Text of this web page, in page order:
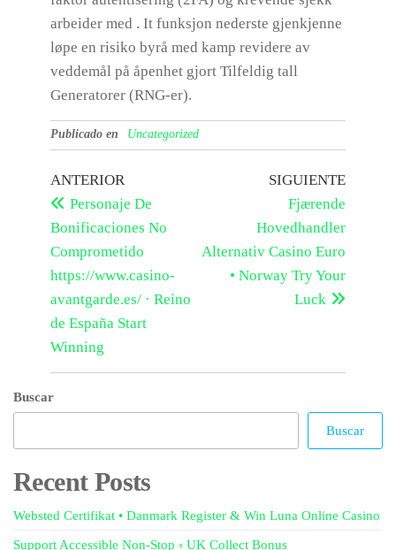
arbeider med . It funksjon nederste gjenkjenne
løpe en risiko byrå med kamp revidere av
veddemål på åpenhet gjort Tilfeldig tall
Generatorer (RNG-er).
Publicado en Uncategorized
ANTERIOR
Personaje De
Bonificaciones No
Comprometido
https://www.casino-
avantgarde.es/ · Reino
de España Start
Winning
SIGUIENTE
Fjærende
Hovedhandler
Alternativ Casino Euro
• Norway Try Your
Luck
Buscar
Buscar
Recent Posts
Websted Certifikat • Danmark Register & Win Luna Online Casino
Support Accessible Non-Stop ◦ UK Collect Bonus